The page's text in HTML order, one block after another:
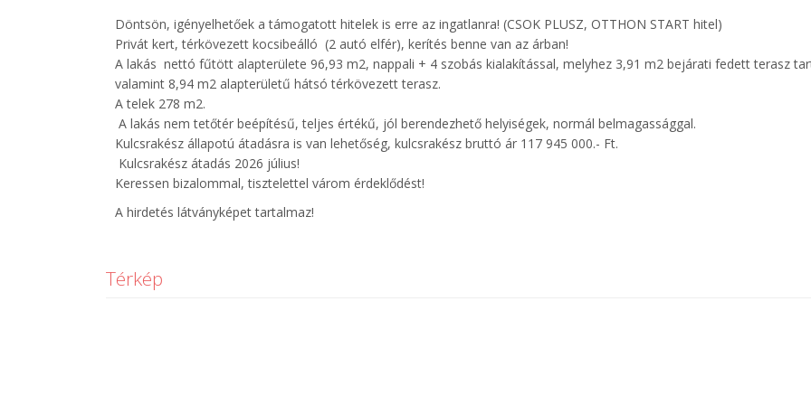
Döntsön, igényelhetőek a támogatott hitelek is erre az ingatlanra! (CSOK PLUSZ, OTTHON START hitel)
Privát kert, térkövezett kocsibeálló (2 autó elfér), kerítés benne van az árban!
A lakás nettó fűtött alapterülete 96,93 m2, nappali + 4 szobás kialakítással, melyhez 3,91 m2 bejárati fedett terasz
valamint 8,94 m2 alapterületű hátsó térkövezett terasz.
A telek 278 m2.
A lakás nem tetőtér beépítésű, teljes értékű, jól berendezhető helyiségek, normál belmagassággal.
Kulcsrakész állapotú átadásra is van lehetőség, kulcsrakész bruttó ár 117 945 000.- Ft.
Kulcsrakész átadás 2026 július!
Keressen bizalommal, tisztelettel várom érdeklődést!
A hirdetés látványképet tartalmaz!
Térkép